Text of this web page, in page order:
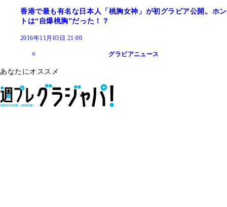
香港で最も有名な日本人「桃胸女神」が初グラビア公開。ホン
トは“自爆桃胸”だった！？
2016年11月03日 21:00
グラビアニュース
あなたにオススメ